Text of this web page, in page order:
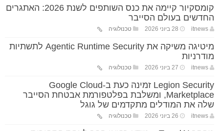
קומסקיור קיימה את כנס השותפים לשנת 2026: האתגרים
החדשים בעולם הסייבר
itnews 28 ביוני 2026 טכנולוגיה
מיטיגה משיקה את Agentic Runtime Security לתשתיות
מודרניות
itnews 27 ביוני 2026 טכנולוגיה
Legion Security זמינה כעת ב-Google Cloud
Marketplace, ומשלבת בפלטפורמת אבטחת הסייבר
שלה את המודלים מתקדמים של גוגל
itnews 26 ביוני 2026 טכנולוגיה